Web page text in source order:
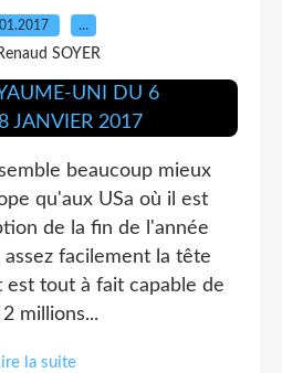
…
SOYER
beaucoup mieux
qu'aux USa où il est
de la fin de l'année
facilement la tête
tout à fait capable de
millions...
la suite